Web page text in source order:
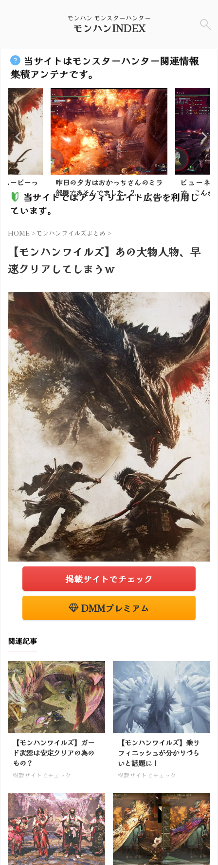
モンハン モンスターハンター
モンハンINDEX
当サイトはモンスターハンター関連情報
集積アンテナです。
ービーっ
昨日の夕方はおかっちさんのミラ
部屋であそんでました。2...
ビューネ
で、こんが
当サイトではアフィリエイト広告を利用し
ています。
HOME >モンハンワイルズまとめ >
【モンハンワイルズ】あの大物人物、早
速クリアしてしまうｗ
掲載サイトでチェック
DMMプレミアム
関連記事
【モンハンワイルズ】ガー
ド武器は安定クリアの為の
もの？
掲載サイトでチェック
【モンハンワイルズ】乗り
フィニッシュが分かりづら
いと話題に！
掲載サイトでチェック